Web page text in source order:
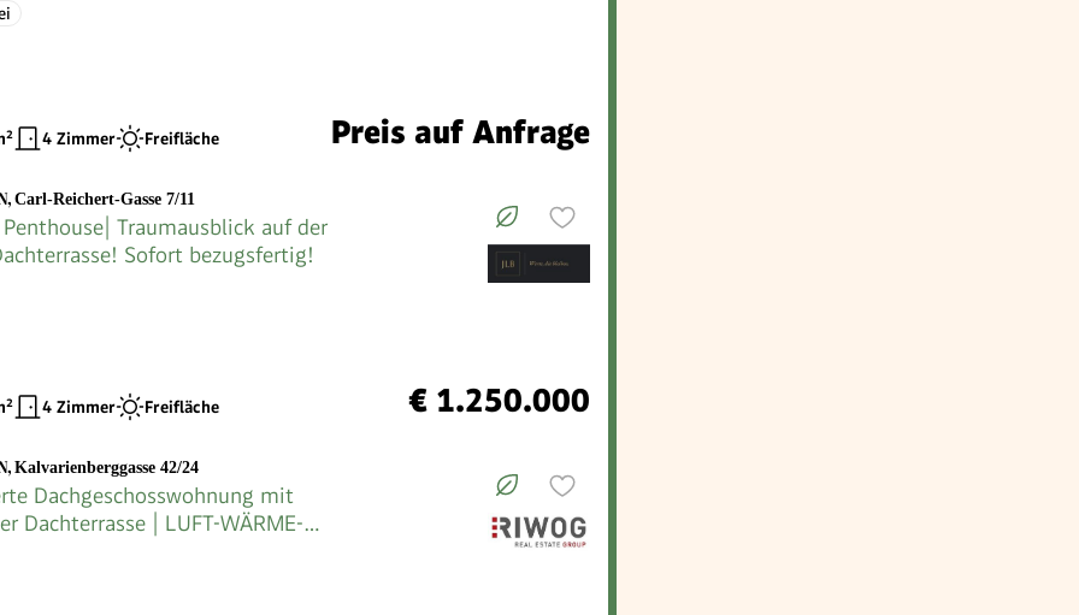
4 Zimmer Freifläche Preis auf Anfrage
, Carl-Reichert-Gasse 7/11
Traumausblick auf der
Sofort bezugsfertig!
4 Zimmer Freifläche € 1.250.000
, Kalvarienberggasse 42/24
Dachgeschosswohnung mit
Dachterrasse | LUFT-WÄRME-